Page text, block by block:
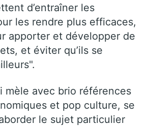
d’entraîner les
les rendre plus efficaces,
apporter et développer de
et éviter qu’ils se
mèle avec brio références
et pop culture, se
le sujet particulier